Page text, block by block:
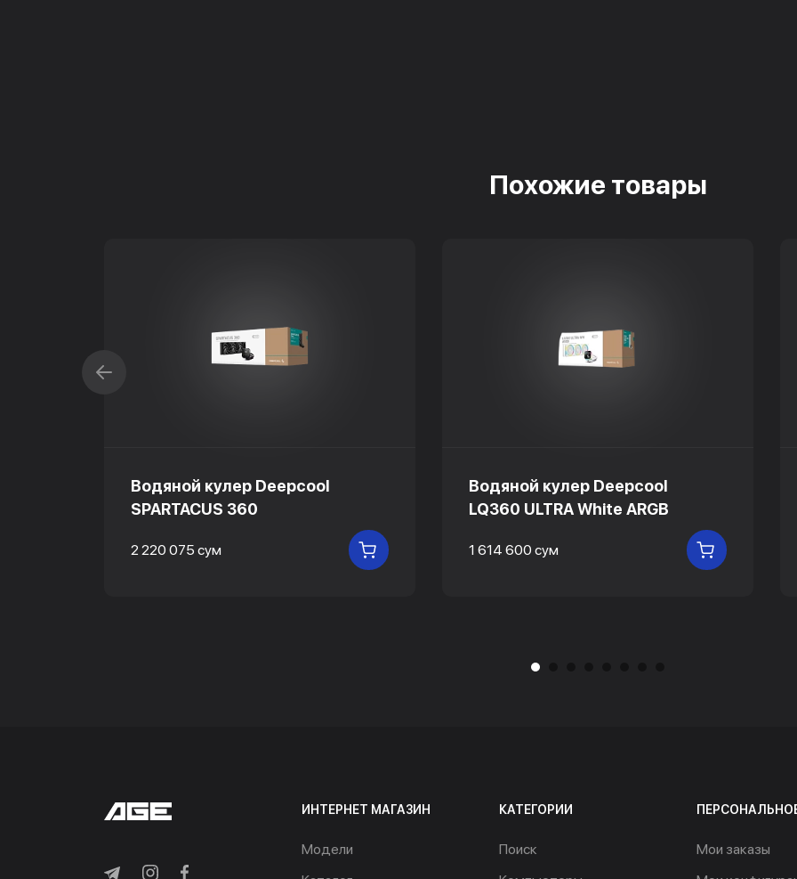
Похожие товары
Водяной кулер Deepcool
SPARTACUS 360
2 220 075 сум В КОРЗИНУ
Водяной кулер Deepcool
LQ360 ULTRA White ARGB
1 614 600 сум В КОРЗИНУ
ИНТЕРНЕТ МАГАЗИН
Модели
КАТЕГОРИИ
Поиск
Мои заказы